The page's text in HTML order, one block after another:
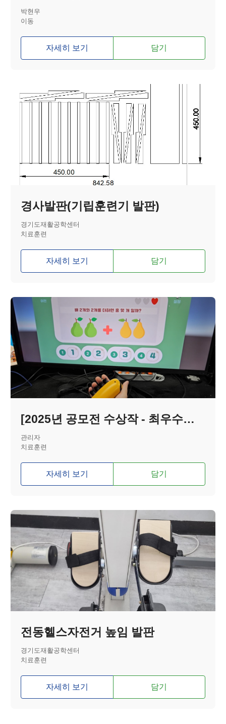
박현우
이동
자세히 보기 담기
경사발판(기립훈련기 발판)
경기도재활공학센터
치료훈련
자세히 보기 담기
[2025년 공모전 수상작 - 최우수상] 근감소증 및 파킨슨병 환자를 위한 악력 재활 보조기기 및 재활콘텐츠
관리자
치료훈련
자세히 보기 담기
전동헬스자전거 높임 발판
경기도재활공학센터
치료훈련
자세히 보기 담기